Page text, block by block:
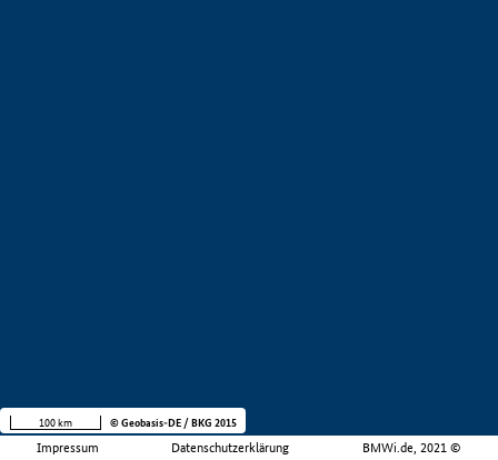
Impressum Datenschutzerklärung BMWi.de, 2021 ©
100 km © Geobasis-DE / BKG 2015